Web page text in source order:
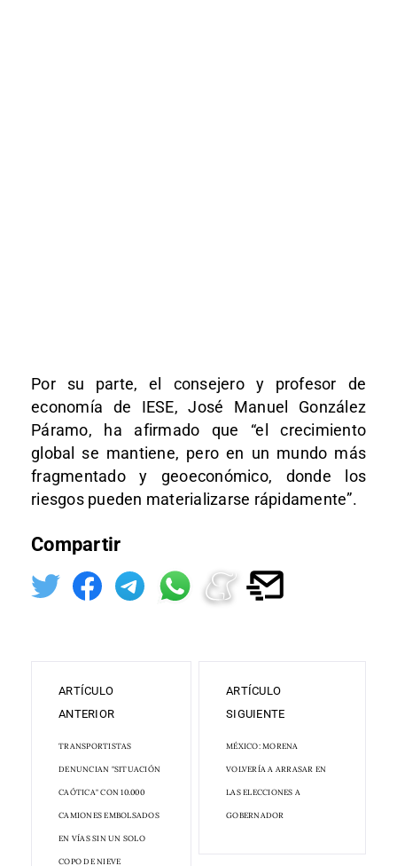
Por su parte, el consejero y profesor de
economía de IESE, José Manuel González
Páramo, ha afirmado que “el crecimiento
global se mantiene, pero en un mundo más
fragmentado y geoeconómico, donde los
riesgos pueden materializarse rápidamente”.
Compartir
ARTÍCULO
ANTERIOR
TRANSPORTISTAS
DENUNCIAN "SITUACIÓN
CAÓTICA" CON 10.000
CAMIONES EMBOLSADOS
EN VÍAS SIN UN SOLO
COPO DE NIEVE
ARTÍCULO
SIGUIENTE
MÉXICO: MORENA
VOLVERÍA A ARRASAR EN
LAS ELECCIONES A
GOBERNADOR